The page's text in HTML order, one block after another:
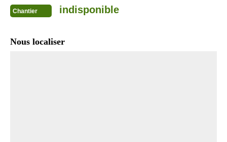
Chantier indisponible
Nous localiser